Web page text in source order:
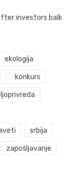
investors balk
ekologija
konkurs
srbija
zapošljavanje